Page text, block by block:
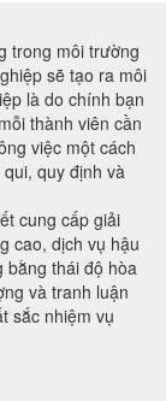
trong môi trường
sẽ tạo ra môi
là do chính bạn
thành viên cần
việc một cách
quy định và
cung cấp giải
cao, dịch vụ hậu
bằng thái độ hòa
và tranh luận
sắc nhiệm vụ